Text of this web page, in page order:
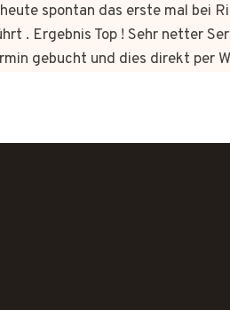
spontan das erste mal bei
. Ergebnis Top ! Sehr netter
gebucht und dies direkt per